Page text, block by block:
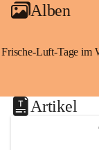
Alben
Frische-Luft-Tage im
Artikel